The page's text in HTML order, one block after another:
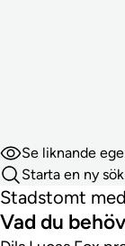
Se liknande
Starta en ny
Stadstomt
Vad du